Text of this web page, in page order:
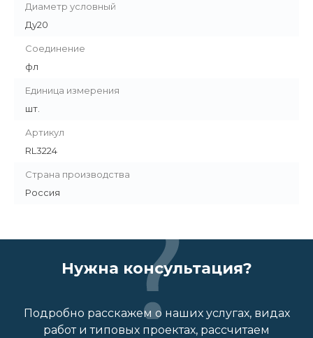
Диаметр условный
Ду20
Соединение
фл
Единица измерения
шт.
Артикул
RL3224
Страна производства
Россия
Нужна консультация?
Подробно расскажем о наших услугах, видах
работ и типовых проектах, рассчитаем